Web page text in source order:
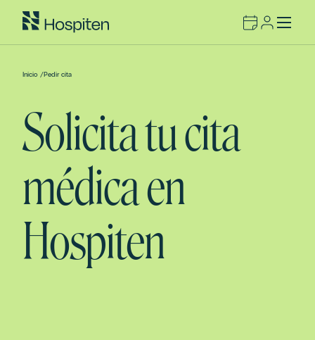
Inicio /Pedir cita
Solicita tu cita
médica en
Hospiten